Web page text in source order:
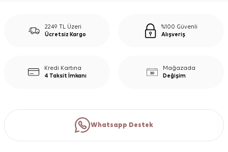
2249 TL Üzeri
Ücretsiz Kargo
%100 Güvenli
Alışveriş
Kredi Kartına
4 Taksit İmkanı
Mağazada
Değişim
Whatsapp Destek